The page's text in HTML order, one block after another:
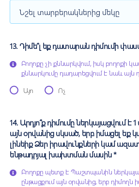
13. Դիմե՞լ եք դատարան դիմումի
Բողոքը չի քննարկվում, իսկ բողոքի
քննարկումը դադարեցվում է նաև այն
նույն հիմքով և առարկայով հայց կամ
դատական ակտ»:
Այո Ոչ
14. Արդյո՞ք դիմումը ներկայացվում
այն օրվանից սկսած, երբ իմացել եք
լինեիք Ձեր իրավունքների կամ
ենթադրյալ խախտման մասին *
Բողոքը պետք է Պաշտպանին
ընթացքում այն օրվանից, երբ դիմողն